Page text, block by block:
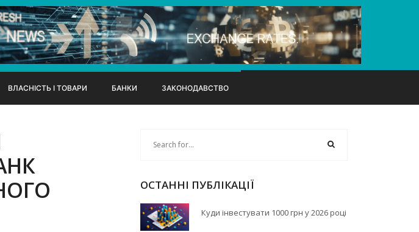
ВЛАСНІСТЬ І ТОВАРИ БАНКИ ЗАКОНОДАВСТВО
ОСТАННІ ПУБЛІКАЦІЇ
Куди інвестувати 1000 грн у 2026 році